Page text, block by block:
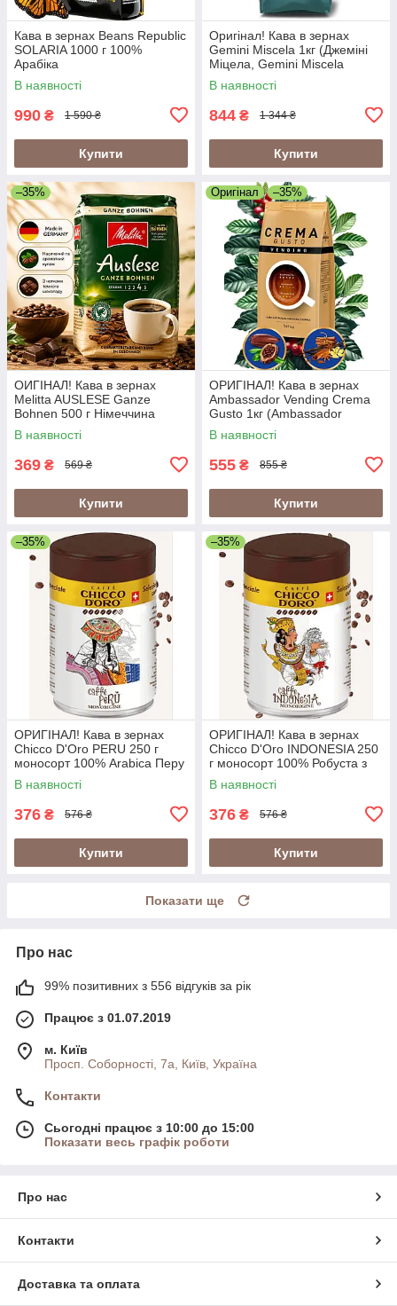
Кава в зернах Beans Republic
SOLARIA 1000 г 100%
Арабіка
В наявності
990 ₴ 1 590 ₴
Купити
Оригінал! Кава в зернах
Gemini Miscela 1кг (Джеміні
Міцела, Gemini Miscela
Espresso), 60% арабіка/40%
робуста
В наявності
844 ₴ 1 344 ₴
Купити
–35%
ОИГІНАЛ! Кава в зернах
Melitta AUSLESE Ganze
Bohnen 500 г Німеччина
В наявності
369 ₴ 569 ₴
Купити
Оригінал –35%
ОРИГІНАЛ! Кава в зернах
Ambassador Vending Crema
Gusto 1кг (Ambassador
Crema Gusto Vending)
В наявності
555 ₴ 855 ₴
Купити
–35%
ОРИГІНАЛ! Кава в зернах
Chicco D'Oro PERU 250 г
моносорт 100% Arabica Перу
у металевій банці
(Швейцарія)
В наявності
376 ₴ 576 ₴
Купити
–35%
ОРИГІНАЛ! Кава в зернах
Chicco D'Oro INDONESIA 250
г моносорт 100% Робуста з
вулканічних ґрунтів Індонезії
у банці (Швейцарія)
В наявності
376 ₴ 576 ₴
Купити
Показати ще
Про нас
99% позитивних з 556 відгуків за рік
Працює з 01.07.2019
м. Київ
Просп. Соборності, 7а, Київ, Україна
Контакти
Сьогодні працює з 10:00 до 15:00
Показати весь графік роботи
Про нас
Контакти
Доставка та оплата